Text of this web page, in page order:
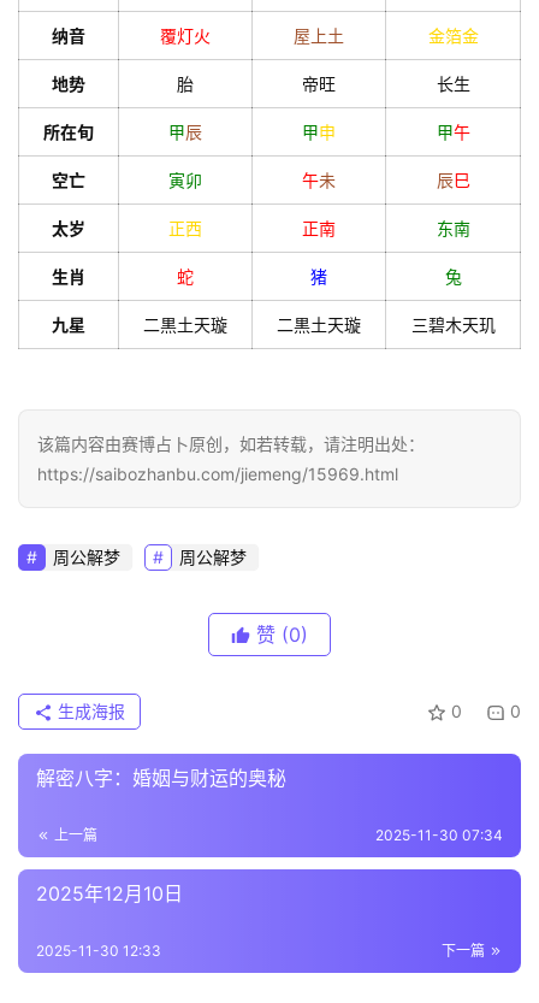
纳音 覆灯火 屋上土 金箔金
地势 胎 帝旺 长生
所在旬 甲辰 甲申 甲午
空亡 寅卯 午未 辰巳
太岁 正西 正南 东南
生肖 蛇 猪 兔
九星 二黒土天璇 二黒土天璇 三碧木天玑
该篇内容由赛博占卜原创，如若转载，请注明出处：
https://saibozhanbu.com/jiemeng/15969.html
周公解梦 周公解梦
赞 (0)
0 0
生成海报
解密八字：婚姻与财运的奥秘
上一篇 2025-11-30 07:34
2025年12月10日
下一篇
2025-11-30 12:33